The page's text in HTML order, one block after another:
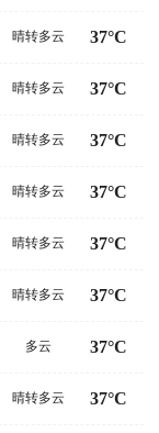
晴转多云 37°C
晴转多云 37°C
晴转多云 37°C
晴转多云 37°C
晴转多云 37°C
晴转多云 37°C
多云 37°C
晴转多云 37°C